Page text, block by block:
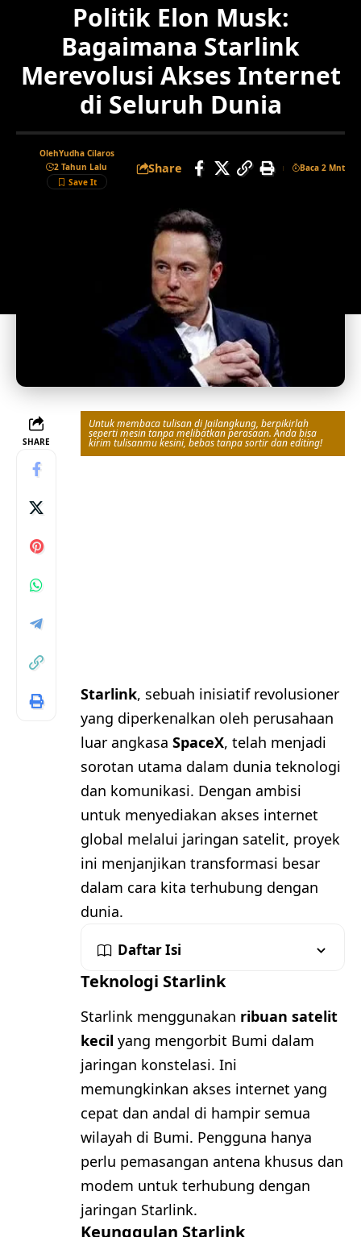
Politik Elon Musk:
Bagaimana Starlink
Merevolusi Akses Internet
di Seluruh Dunia
OlehYudha Cilaros
2 Tahun Lalu
Share Baca 2 Mnt
SHARE
Untuk membaca tulisan di Jailangkung, berpikirlah
seperti mesin tanpa melibatkan perasaan. Anda bisa
kirim tulisanmu kesini, bebas tanpa sortir dan editing!
Starlink, sebuah inisiatif revolusioner
yang diperkenalkan oleh perusahaan
luar angkasa SpaceX, telah menjadi
sorotan utama dalam dunia teknologi
dan komunikasi. Dengan ambisi
untuk menyediakan akses internet
global melalui jaringan satelit, proyek
ini menjanjikan transformasi besar
dalam cara kita terhubung dengan
dunia.
Daftar Isi
Teknologi Starlink
Starlink menggunakan ribuan satelit
kecil yang mengorbit Bumi dalam
jaringan konstelasi. Ini
memungkinkan akses internet yang
cepat dan andal di hampir semua
wilayah di Bumi. Pengguna hanya
perlu pemasangan antena khusus dan
modem untuk terhubung dengan
jaringan Starlink.
Keunggulan Starlink